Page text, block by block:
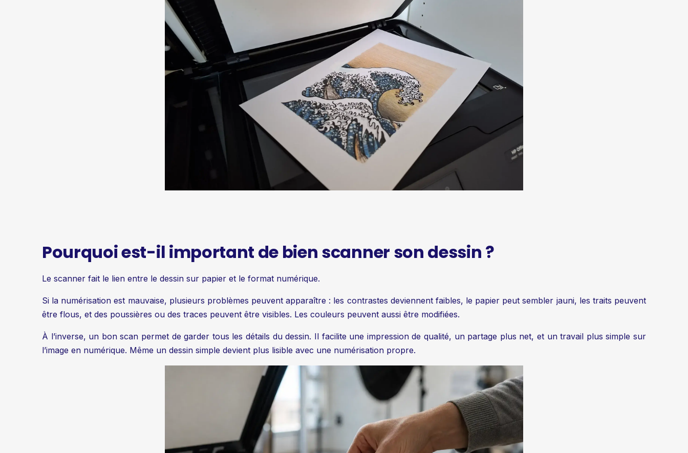
Pourquoi est-il important de bien scanner son dessin ?
Le scanner fait le lien entre le dessin sur papier et le format numérique.
Si la numérisation est mauvaise, plusieurs problèmes peuvent apparaître : les contrastes deviennent faibles, le papier peut sembler jauni, les traits peuvent
être flous, et des poussières ou des traces peuvent être visibles. Les couleurs peuvent aussi être modifiées.
À l’inverse, un bon scan permet de garder tous les détails du dessin. Il facilite une impression de qualité, un partage plus net, et un travail plus simple sur
l’image en numérique. Même un dessin simple devient plus lisible avec une numérisation propre.